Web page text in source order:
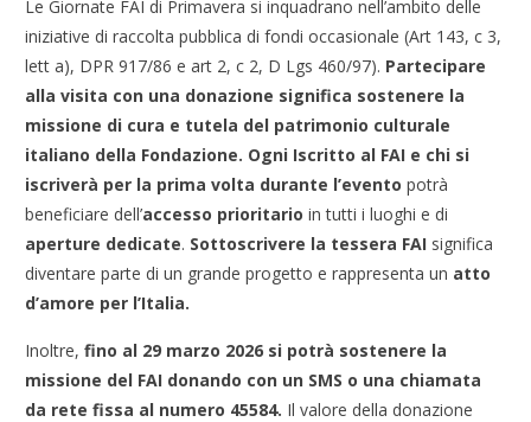
Le Giornate FAI di Primavera si inquadrano nell’ambito delle
iniziative di raccolta pubblica di fondi occasionale (Art 143, c 3,
lett a), DPR 917/86 e art 2, c 2, D Lgs 460/97). Partecipare
alla visita con una donazione significa sostenere la
missione di cura e tutela del patrimonio culturale
italiano della Fondazione. Ogni Iscritto al FAI e chi si
iscriverà per la prima volta durante l’eventopotrà
beneficiare dell’accesso prioritarioin tutti i luoghi e di
aperture dedicate. Sottoscrivere la tessera FAI significa
diventare parte di un grande progetto e rappresenta un atto
d’amore per l’Italia.
Inoltre, fino al 29 marzo 2026 si potrà sostenere la
missione del FAI donando con un SMS o una chiamata
da rete fissa al numero 45584. Il valore della donazione